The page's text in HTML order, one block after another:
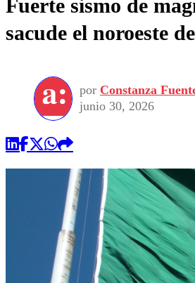
Fuerte sismo de
sacude el noroeste
por Constanza
junio 30, 2026